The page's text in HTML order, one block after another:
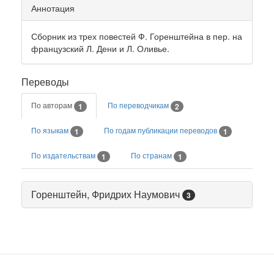
Аннотация
Сборник из трех повестей Ф. Горенштейна в пер. на
французский Л. Дени и Л. Оливье.
Переводы
По авторам 1 По переводчикам 2
По языкам 1 По годам публикации переводов 1
По издательствам 1 По странам 1
Горенштейн, Фридрих Наумович 3